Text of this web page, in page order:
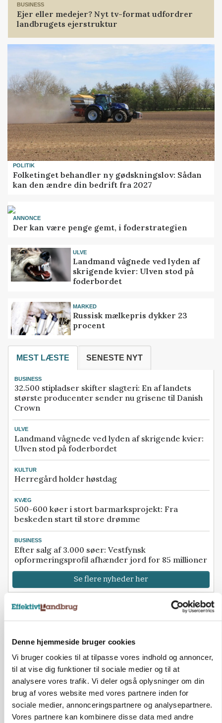
Denne hjemmeside bruger cookies
Vi bruger cookies til at tilpasse vores indhold og annoncer,
til at vise dig funktioner til sociale medier og til at
analysere vores trafik. Vi deler også oplysninger om din
brug af vores website med vores partnere inden for
sociale medier, annonceringspartnere og analysepartnere.
Vores partnere kan kombinere disse data med andre
BUSINESS
Ejer eller medejer? Nyt tv-format udfordrer
landbrugets ejerstruktur
POLITIK
Folketinget behandler ny gødskningslov: Sådan
kan den ændre din bedrift fra 2027
ANNONCE
Der kan være penge gemt, i foderstrategien
ULVE
Landmand vågnede ved lyden af
skrigende kvier: Ulven stod på
foderbordet
MARKED
Russisk mælkepris dykker 23
procent
MEST LÆSTE SENESTE NYT
BUSINESS
32.500 stipladser skifter slagteri: En af landets
største producenter sender nu grisene til Danish
Crown
ULVE
Landmand vågnede ved lyden af skrigende kvier:
Ulven stod på foderbordet
KULTUR
Herregård holder høstdag
KVÆG
500-600 køer i stort barmarksprojekt: Fra
beskeden start til store drømme
BUSINESS
Efter salg af 3.000 søer: Vestfynsk
opformeringsprofil afhænder jord for 85 millioner
Se flere nyheder her
Loading...